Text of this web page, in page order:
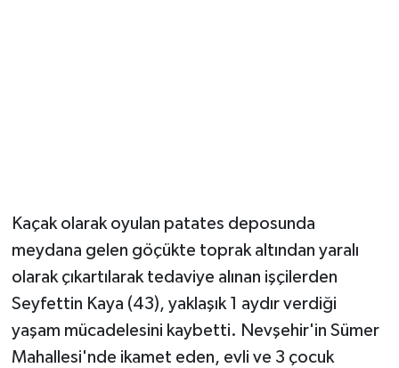
Kaçak olarak oyulan patates deposunda
meydana gelen göçükte toprak altından yaralı
olarak çıkartılarak tedaviye alınan işçilerden
Seyfettin Kaya (43), yaklaşık 1 aydır verdiği
yaşam mücadelesini kaybetti. Nevşehir'in Sümer
Mahallesi'nde ikamet eden, evli ve 3 çocuk